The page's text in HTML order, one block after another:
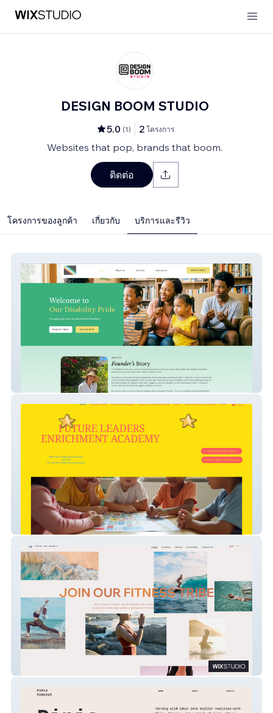
DESIGN BOOM STUDIO
5.0 (1) 2 โครงการ
Websites that pop, brands that boom.
ติดต่อ
โครงการของลูกค้า เกี่ยวกับ บริการและรีวิว
Our Disability Pride
Future Leaders Enrichment Academy